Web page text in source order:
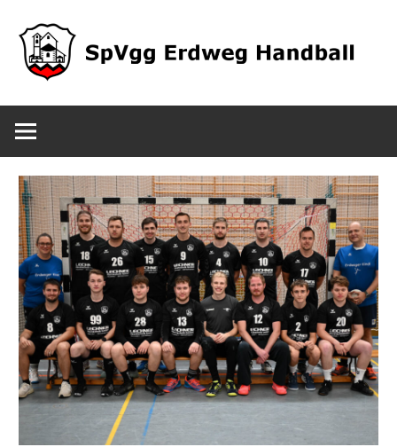
Inhalt
springen
SpVgg
Erdweg
Handball